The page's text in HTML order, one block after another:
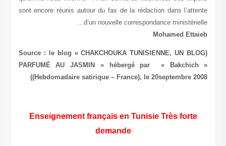
sont encore réunis autour du fax de la rédaction dans l’attente
d’un nouvelle correspondance ministérielle…
Mohamed Ettaieb
(Source : le blog « CHAKCHOUKA TUNISIENNE, UN BLOG
PARFUMÉ AU JASMIN » hébergé par « Bakchich »
(Hebdomadaire satirique – France), le 20septembre 2008)
Enseignement français en Tunisie Très forte
demande